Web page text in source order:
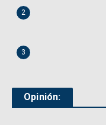
2
3
Opinión: